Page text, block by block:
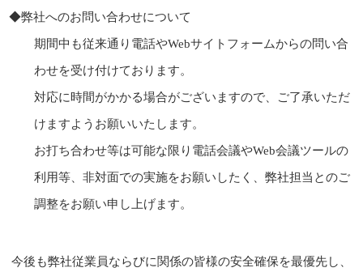
◆弊社へのお問い合わせについて
期間中も従来通り電話やWebサイトフォームからの問い合
わせを受け付けております。
対応に時間がかかる場合がございますので、ご了承いただ
けますようお願いいたします。
お打ち合わせ等は可能な限り電話会議やWeb会議ツールの
利用等、非対面での実施をお願いしたく、弊社担当とのご
調整をお願い申し上げます。
今後も弊社従業員ならびに関係の皆様の安全確保を最優先し、